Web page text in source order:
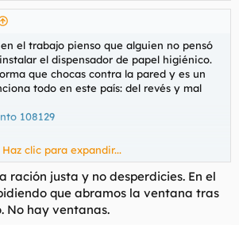
el trabajo pienso que alguien no pensó
el dispensador de papel higiénico.
que chocas contra la pared y es un
todo en este país: del revés y mal
108129
Haz clic para expandir...
ración justa y no desperdicies. En el
que abramos la ventana tras
No hay ventanas.